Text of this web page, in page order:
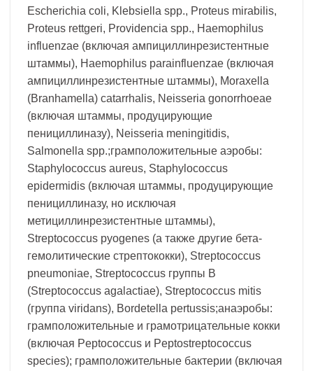
Еscherichia coli, Klebsiella spp., Proteus mirabilis,
Proteus rettgeri, Providencia spp., Haemophilus
influenzae (включая ампициллинрезистентные
штаммы), Haemophilus parainfluenzae (включая
ампициллинрезистентные штаммы), Moraxella
(Branhamella) catarrhalis, Neisseria gonorrhoeae
(включая штаммы, продуцирующие
пенициллиназу), Neisseria meningitidis,
Salmonella spp.;грамположительные аэробы:
Staphylococcus aureus, Staphylococcus
epidermidis (включая штаммы, продуцирующие
пенициллиназу, но исключая
метициллинрезистентные штаммы),
Streptococcus pyogenеs (а также другие бета-
гемолитические стрептококки), Streptococcus
pneumoniae, Streptococcus группы В
(Streptococcus agalactiae), Streptococcus mitis
(группа viridans), Bordetella pertussis;анаэробы:
грамположительные и грамотрицательные кокки
(включая Peptococcus и Peptostreptococcus
species); грамположительные бактерии (включая